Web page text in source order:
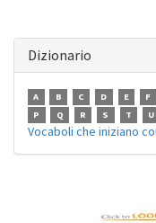
Dizionario
A B C D E F
P
Q R S T U
Vocaboli che iniziano